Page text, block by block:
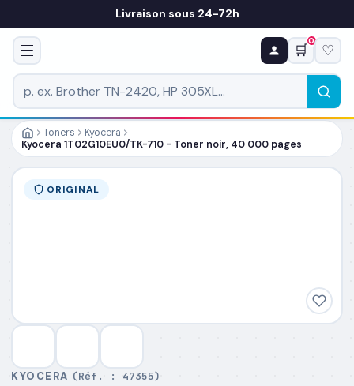
Livraison sous 24-72h
🛒
0
♡
Toners
Kyocera
Kyocera 1T02G10EU0/TK-710 - Toner noir, 40 000 pages
ORIGINAL
KYOCERA (Réf. : 47355)
Prévoyez & économisez
vous prépare un devis personnalisé
RÉFÉRENCE DU PRODUIT*
DATE DE PREMIÈRE LIVRAISON SOUHAITÉE